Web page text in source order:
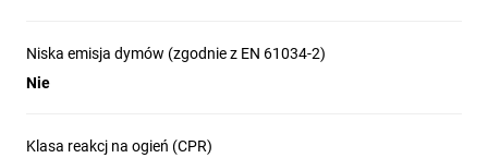
Niska emisja dymów (zgodnie z EN 61034-2)
Nie
Klasa reakcj na ogień (CPR)